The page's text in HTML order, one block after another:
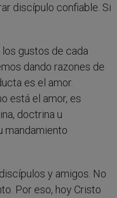
discípulo confiable. Si
gustos de cada
dando razones de
es el amor.
está el amor, es
doctrina u
mandamiento
y amigos. No
Por eso, hoy Cristo